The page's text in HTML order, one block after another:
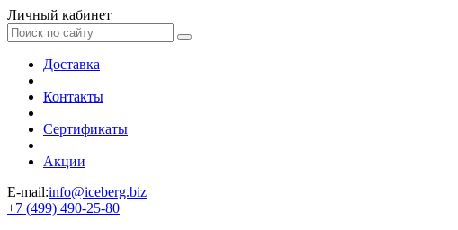
Личный кабинет
Доставка
Контакты
Сертификаты
Акции
E-mail:info@iceberg.biz
+7 (499) 490-25-80